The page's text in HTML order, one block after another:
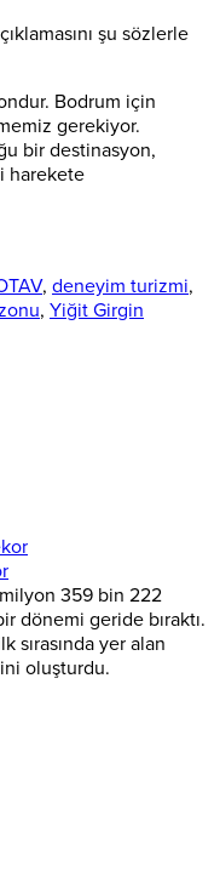
şu sözlerle
Bodrum için
gerekiyor.
bir destinasyon,
harekete
, deneyim turizmi,
, Yiğit Girgin
359 bin 222
dönemi geride bıraktı.
sırasında yer alan
oluşturdu.